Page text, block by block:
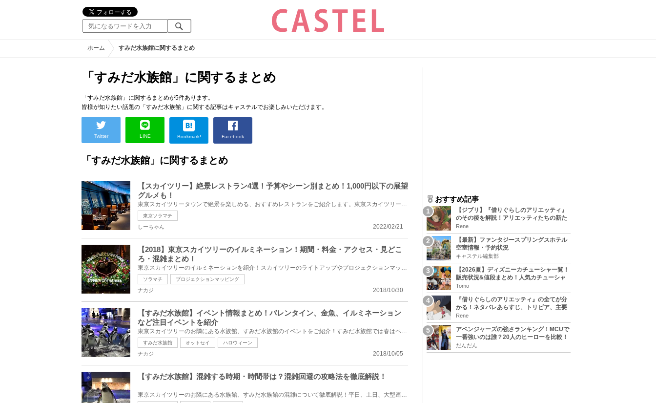
ホーム すみだ水族館に関するまとめ
「すみだ水族館」に関するまとめ
「すみだ水族館」に関するまとめが5件あります。
皆様が知りたい話題の「すみだ水族館」に関する記事はキャステルでお楽しみいただけます。
Twitter LINE Bookmark! Facebook
「すみだ水族館」に関するまとめ
【スカイツリー】絶景レストラン4選！予算やシーン別まとめ！1,000円以下の展望
グルメも！
東京スカイツリータウンで絶景を楽しめる、おすすめレストランをご紹介します。東京スカイツリーの天望...
東京ソラマチ
2022/02/21
しーちゃん
【2018】東京スカイツリーのイルミネーション！期間・料金・アクセス・見どこ
ろ・混雑まとめ！
東京スカイツリーのイルミネーションを紹介！スカイツリーのライトアップやプロジェクションマッピング...
ソラマチ プロジェクションマッピング
2018/10/30
ナカジ
【すみだ水族館】イベント情報まとめ！バレンタイン、金魚、イルミネーション
など注目イベントを紹介
東京スカイツリーのお隣にある水族館、すみだ水族館のイベントをご紹介！すみだ水族館では春はペンギン×...
すみだ水族館 オットセイ ハロウィーン
2018/10/05
ナカジ
【すみだ水族館】混雑する時期・時間帯は？混雑回避の攻略法を徹底解説！
東京スカイツリーのお隣にある水族館、すみだ水族館の混雑について徹底解説！平日、土日、大型連休や夏...
おすすめ記事
【ジブリ】『借りぐらしのアリエッティ』
のその後を解説！アリエッティたちの新た
な住処は？翔の病気は治る？
Rene
【最新】ファンタジースプリングスホテル
空室情報・予約状況
キャステル編集部
【2026夏】ディズニーカチューシャ一覧！
販売状況&値段まとめ！人気カチューシャ
をチェック
Tomo
『借りぐらしのアリエッティ』の全てが分
かる！ネタバレあらすじ、トリビア、主要
キャラまとめ！
Rene
アベンジャーズの強さランキング！MCUで
一番強いのは誰？20人のヒーローを比較！
だんだん